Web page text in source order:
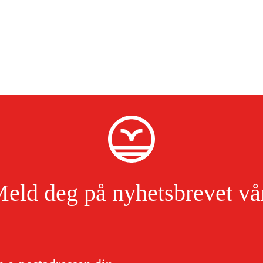
deg på nyhetsbrevet